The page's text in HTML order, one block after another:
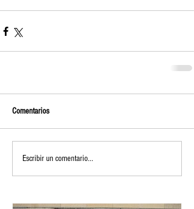
Comentarios
Escribir un comentario...